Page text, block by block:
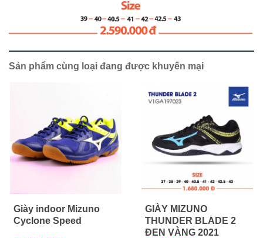
Sản phẩm cùng loại đang được khuyến mại
Giày indoor Mizuno
Cyclone Speed
GIÀY MIZUNO
THUNDER BLADE 2
ĐEN VÀNG 2021